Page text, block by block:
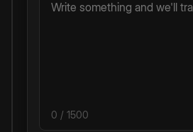
0 / 1500